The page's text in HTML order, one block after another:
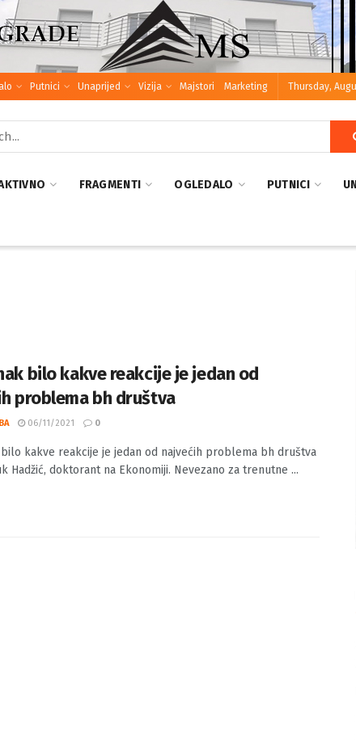
Putnici Unaprijed Vizija Majstori Marketing Thursday,
FRAGMENTI OGLEDALO PUTNICI
bilo kakve reakcije je jedan od
problema bh društva
06/11/2021 0
kakve reakcije je jedan od najvećih problema bh društva
Hadžić, doktorant na Ekonomiji. Nevezano za trenutne ...